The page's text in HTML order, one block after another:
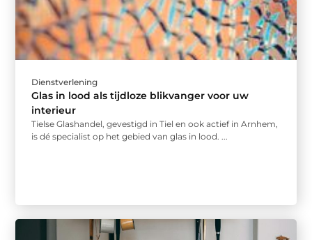
Dienstverlening
Glas in lood als tijdloze blikvanger voor uw
interieur
Tielse Glashandel, gevestigd in Tiel en ook actief in Arnhem,
is dé specialist op het gebied van glas in lood. ...